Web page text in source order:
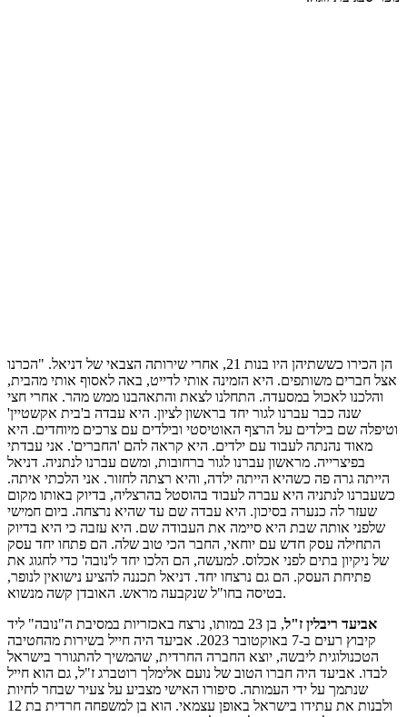
הן הכירו כששתיהן היו בנות 21, אחרי שירותה הצבאי של דניאל. "הכרנו
אצל חברים משותפים. היא הזמינה אותי לדייט, באה לאסוף אותי מהבית,
והלכנו לאכול במסעדה. התחלנו לצאת והתאהבנו ממש מהר. אחרי חצי
שנה כבר עברנו לגור יחד בראשון לציון. היא עבדה ב'בית אקשטיין'
וטיפלה שם בילדים על הרצף האוטיסטי ובילדים עם צרכים מיוחדים. היא
מאוד נהנתה לעבוד עם ילדים. היא קראה להם 'החברים'. אני עבדתי
בפיצרייה. מראשון עברנו לגור ברחובות, ומשם עברנו לנתניה. דניאל
הייתה גרה פה כשהיא הייתה ילדה, והיא רצתה לחזור. אני הלכתי איתה.
כשעברנו לנתניה היא עברה לעבוד בהוסטל בהרצליה, בדיוק באותו מקום
שעזר לה כנערה בסיכון. היא עבדה שם עד שהיא נרצחה. ביום חמישי
שלפני אותה שבת היא סיימה את העבודה שם. היא עזבה כי היא בדיוק
התחילה עסק חדש עם יוחאי, החבר הכי טוב שלה. הם פתחו יחד עסק
של ניקיון בתים לפני אכלוס. למעשה, הם הלכו יחד ל'נובה' כדי לחגוג את
פתיחת העסק. הם גם נרצחו יחד. דניאל תכננה להציע נישואין לנופר,
בטיסה בחו"ל שנקבעה מראש. האובדן קשה מנשוא.
אביעד ריבלין ז"ל
, בן 23 במותו, נרצח באכזריות במסיבת ה"נובה" ליד
קיבוץ רעים ב-7 באוקטובר 2023. אביעד היה חייל בשירות מהחטיבה
הטכנולוגית ליבשה, יוצא החברה החרדית, שהמשיך להתגורר בישראל
לבדו. אביעד היה חברו הטוב של נועם אלימלך רוטברג ז"ל, גם הוא חייל
שנתמך על ידי העמותה. סיפורו האישי מצביע על צעיר שבחר לחיות
ולבנות את עתידו בישראל באופן עצמאי. הוא בן למשפחה חרדית בת 12